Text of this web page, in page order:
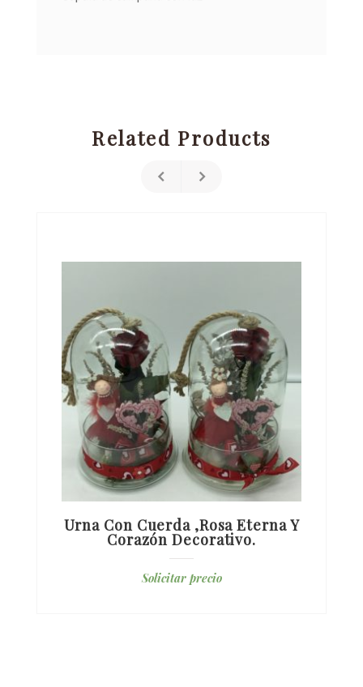
Related Products
Urna Con Cuerda ,rosa Eterna Y
Corazón Decorativo.
Solicitar precio